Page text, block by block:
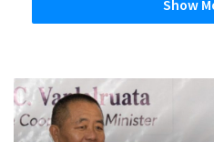
Show